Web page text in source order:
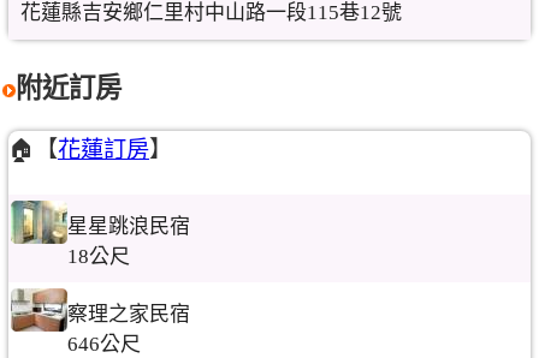
花蓮縣吉安鄉仁里村中山路一段115巷12號
附近訂房
🏠【花蓮訂房】
星星跳浪民宿
18公尺
察理之家民宿
646公尺